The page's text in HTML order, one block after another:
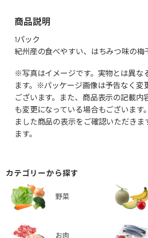
商品説明
1パック
紀州産の食べやすい、はちみつ味の梅
※写真はイメージです。実物とは異な
ます。※パッケージ画像は予告なく変
ございます。また、商品表示の記載内
も変更になっている場合もございます
ました商品の表示をご確認いただきま
ます。
カテゴリーから探す